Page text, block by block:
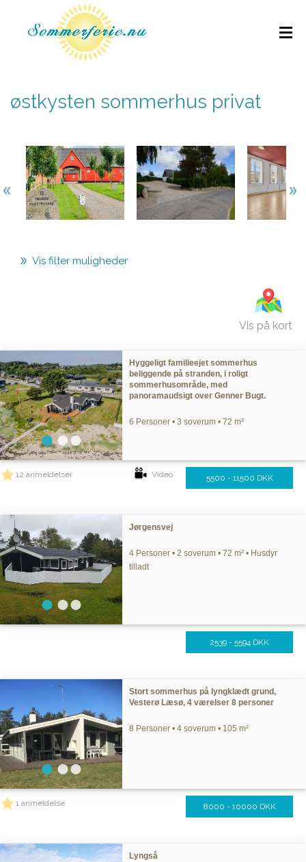
østkysten sommerhus privat
Vis filter muligheder
Vis på kort
Hyggeligt familieejet sommerhus
beliggende på stranden, i roligt
sommerhusområde, med
panoramaudsigt over Genner Bugt.
6 Personer • 3 soverum • 72 m²
12 anmeldelser Video 5500 - 11500 DKK
Jørgensvej
4 Personer • 2 soverum • 72 m² • Husdyr
tilladt
2539 - 5594 DKK
Stort sommerhus på lyngklædt grund,
Vesterø Læsø, 4 værelser 8 personer
8 Personer • 4 soverum • 105 m²
1 anmeldelse 8000 - 10000 DKK
Lyngså